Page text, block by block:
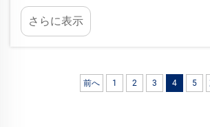
は、配線接続部の保護が必要な様々
されます。しかし、これらの接続箱
方が…
さらに表示
前へ 1 2 3 4 5